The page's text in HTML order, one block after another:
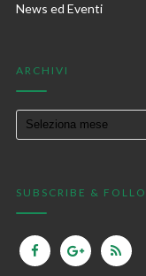
News ed Eventi
ARCHIVI
SUBSCRIBE &